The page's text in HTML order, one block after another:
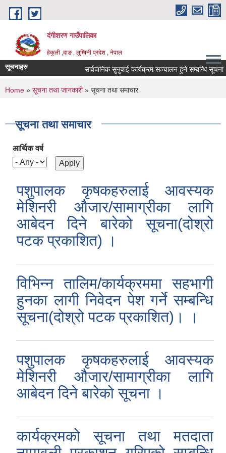
Skip to main content
दंगीशरण गाउँपालिका
हेकुली ,दाङ , लुम्बिनी प्रदेश , नेपाल
सूचनाहरु सार्वजनिक सुनुवाई कार्यक्रम सञ्चालन हुने सम्बन्धि सूचना ।
You are here
Home » सूचना तथा जानकारी» सूचना तथा समाचार
सूचना तथा समाचार
आर्थिक वर्ष
पशुपालक कृषकहरुलाई आवस्यक
मेशिनरी औजार/सामाग्रीका लागि
आबेदन दिने बारेको सूचना(दोश्रो
पटक प्रकाशित) ।
विभिन्न तालिम/कार्यक्रममा सहभागी
हुनका लागी निवेदन पेश गर्ने सम्बन्धि
सूचना(दोश्रो पटक प्रकाशित)। ।
पशुपालक कृषकहरुलाई आवस्यक
मेशिनरी औजार/सामाग्रीका लागि
आबेदन दिने बारेको सूचना ।
कार्यक्रमको सूचना तथा मतदाता